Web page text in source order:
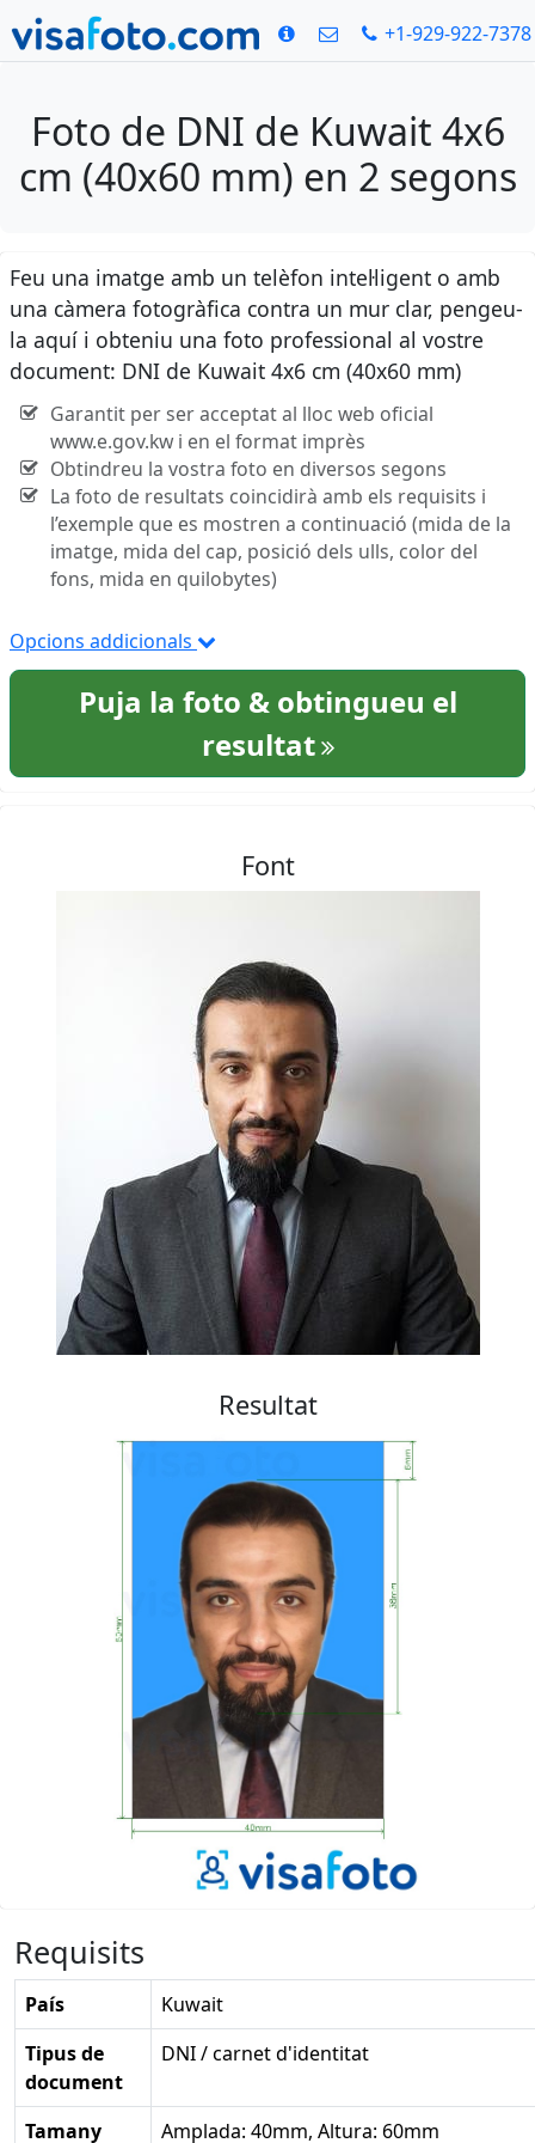
+1-929-922-7378
Foto de DNI de Kuwait 4x6
cm (40x60 mm) en 2 segons
Feu una imatge amb un telèfon intel·ligent o amb
una càmera fotogràfica contra un mur clar, pengeu-
la aquí i obteniu una foto professional al vostre
document: DNI de Kuwait 4x6 cm (40x60 mm)
Garantit per ser acceptat al lloc web oficial
www.e.gov.kw i en el format imprès
Obtindreu la vostra foto en diversos segons
La foto de resultats coincidirà amb els requisits i
l’exemple que es mostren a continuació (mida de la
imatge, mida del cap, posició dels ulls, color del
fons, mida en quilobytes)
Opcions addicionals
Puja la foto & obtingueu el
resultat
Font
Resultat
Requisits
País
Kuwait
Tipus de
document
DNI / carnet d'identitat
Tamany Amplada: 40mm, Altura: 60mm